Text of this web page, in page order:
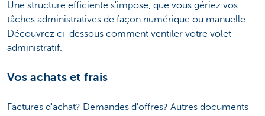
Une structure efficiente s'impose, que vous gériez vos
tâches administratives de façon numérique ou manuelle.
Découvrez ci-dessous comment ventiler votre volet
administratif.
Vos achats et frais
Factures d'achat? Demandes d'offres? Autres documents